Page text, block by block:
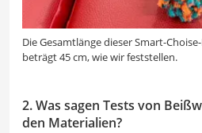
Die Gesamtlänge dieser Smart-
beträgt 45 cm, wie wir feststellen.
2. Was sagen Tests von
den Materialien?